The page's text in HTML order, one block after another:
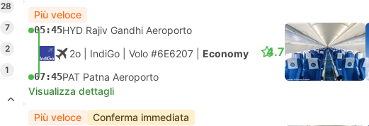
28
7
2
1
Più veloce
05:45HYD Rajiv Gandhi Aeroporto
2o | IndiGo Volo #6E6207 Economy
07:45PAT Patna Aeroporto
4.7
Visualizza dettagli
Più veloce Conferma immediata